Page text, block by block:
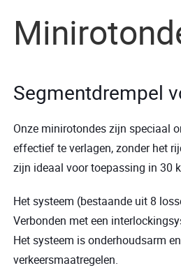
Segmentdrempel
Onze minirotondes zijn speciaal
effectief te verlagen, zonder het
zijn ideaal voor toepassing in 30
Het systeem (bestaande uit 8
Verbonden met een
Het systeem is onderhoudsarm
verkeersmaatregelen.